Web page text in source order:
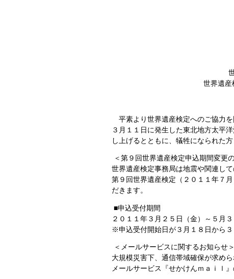
世界遺産
平素より世界遺産検定へのご協力を
３月１１日に発生した東北地方太平
し上げるとともに、犠牲になられた
＜第９回世界遺産検定申込期間変更
世界遺産検定事務局は地震や関連して
第９回世界遺産検定（２０１１年７
だきます。
■申込受付期間
２０１１年３月２５日（金）～５月３
※申込受付開始日が３月１８日から３
＜メールサービスに関するお知らせ＞
大規模災害下、通信帯域確保が求め
メールサービス『せかけんｍａｉｌ